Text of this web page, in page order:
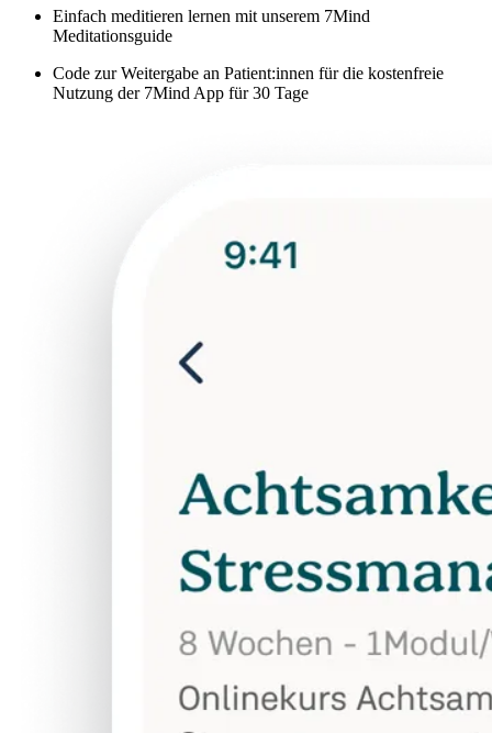
Einfach meditieren lernen mit unserem 7Mind
Meditationsguide
Code zur Weitergabe an Patient:innen für die kostenfreie
Nutzung der 7Mind App für 30 Tage